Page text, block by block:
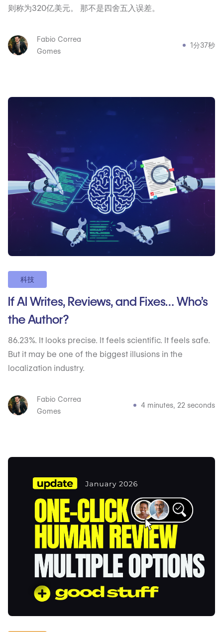
则称为320亿美元。 那不是四舍五入误差。
Fabio Correa
Gomes
1分37秒
科技
If AI Writes, Reviews, and Fixes… Who’s
the Author?
86.23%. It looks precise. It feels scientific. It feels safe.
But it may be one of the biggest illusions in the
localization industry.
Fabio Correa
Gomes
4 minutes, 22 seconds